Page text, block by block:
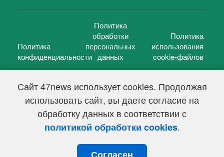
Сайт 47news использует cookies. Продолжая
использовать сайт, вы даете согласие на
обработку данных в соответствии с
политикой обработки cookies.
Согласен
Политика
конфиденциальности
Политика
обработки
персональных
данных
Политика
использования
cookie-файлов
47 новостей (47 news)2005 — 2026 г.
Свидетельство о регистрации СМИ Эл № ФС 77-39848, выдано
Федеральной службой по надзору в сфере связи,
информационных технологий и массовых коммуникаций